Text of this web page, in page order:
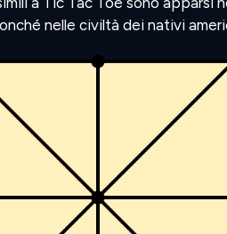
nelle civiltà dei nativi